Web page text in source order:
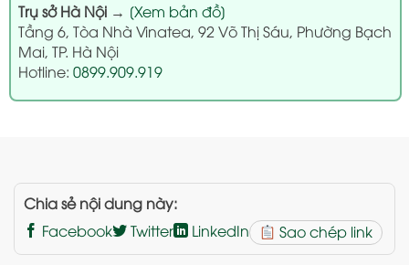
Trụ sở Hà Nội→ [Xem bản đồ]
Tầng 6, Tòa Nhà Vinatea, 92 Võ Thị Sáu, Phường Bạch
Mai, TP. Hà Nội
Hotline: 0899.909.919
Chia sẻ nội dung này:
Facebook
Twitter LinkedIn Sao chép link